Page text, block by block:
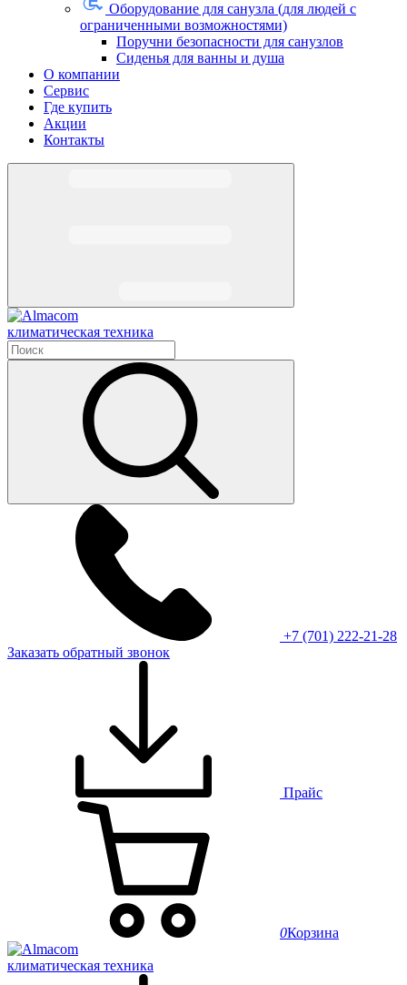
Оборудование для санузла (для людей с
ограниченными возможностями)
Поручни безопасности для санузлов
Сиденья для ванны и душа
О компании
Сервис
Где купить
Акции
Контакты
климатическая техника
+7 (701) 222-21-28
Заказать обратный звонок
Прайс
0Корзина
климатическая техника